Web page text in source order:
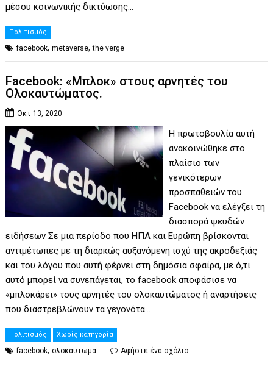
μέσου κοινωνικής δικτύωσης…
Πολιτισμός
facebook,metaverse,the verge
Facebook: «Μπλοκ» στους αρνητές του
Ολοκαυτώματος.
Οκτ 13, 2020
Η πρωτοβουλία αυτή
ανακοινώθηκε στο
πλαίσιο των
γενικότερων
προσπαθειών του
Facebook να ελέγξει τη
διασπορά ψευδών
ειδήσεων Σε μια περίοδο που ΗΠΑ και Ευρώπη βρίσκονται
αντιμέτωπες με τη διαρκώς αυξανόμενη ισχύ της ακροδεξιάς
και του λόγου που αυτή φέρνει στη δημόσια σφαίρα, με ό,τι
αυτό μπορεί να συνεπάγεται, το facebook αποφάσισε να
«μπλοκάρει» τους αρνητές του ολοκαυτώματος ή αναρτήσεις
που διαστρεβλώνουν τα γεγονότα…
Πολιτισμός Χωρίς κατηγορία
facebook,ολοκαυτωμα Αφήστε ένα σχόλιο